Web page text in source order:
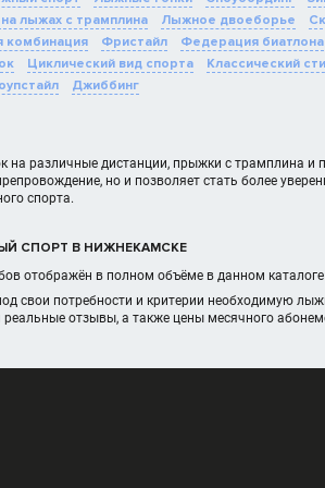
лыжах с трамплина Лыжное двоеборье
комбинация Фристайл Федерация биатлона
Циклический вид спорта Классический
Джиббинг
на различные дистанции, прыжки с трамплина и
но и позволяет стать более
спорта.
СПОРТ В НИЖНЕКАМСКЕ
отображён в полном объёме в данном
свои потребности и критерии необходимую
отзывы, а также цены месячного